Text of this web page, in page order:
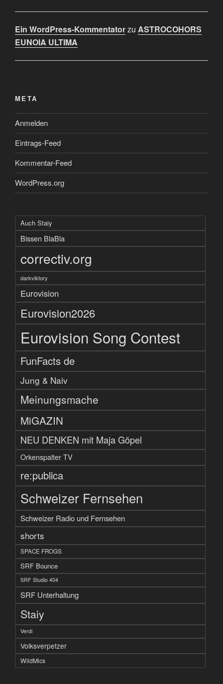
Ein WordPress-Kommentatorzu ASTROCOHORS
EUNOIA ULTIMA
META
Anmelden
Eintrags-Feed
Kommentar-Feed
WordPress.org
Auch Staiy
Bissen BlaBla
correctiv.org
darkviktory
Eurovision
Eurovision2026
Eurovision Song Contest
FunFacts de
Jung & Naiv
Meinungsmache
MiGAZIN
NEU DENKEN mit Maja Göpel
Orkenspalter TV
re:publica
Schweizer Fernsehen
Schweizer Radio und Fernsehen
shorts
SPACE FROGS
SRF Bounce
SRF Studio 404
SRF Unterhaltung
Staiy
Verdi
Volksverpetzer
WildMics